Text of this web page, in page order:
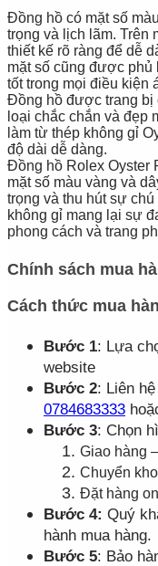
Đồng hồ có mặt số
trọng và lịch lãm. Trên
thiết kế rõ ràng để dễ
mặt số cũng được phủ
tốt trong mọi điều kiện
Đồng hồ được trang bị
loại chắc chắn và đẹp
làm từ thép không gỉ
độ dài dễ dàng.
Đồng hồ Rolex Oyster
mặt số màu vàng và
trọng và thu hút sự
không gỉ mang lại sự
phong cách và trang
Chính sách mua
Cách thức mua
Bước 1: Lựa
website
Bước 2: Liên
0784683333
Bước 3: Chọn
Giao hàng
Chuyển
Đặt hàng
Bước 4: Quý
hành mua hàng.
Bước 5: Bảo